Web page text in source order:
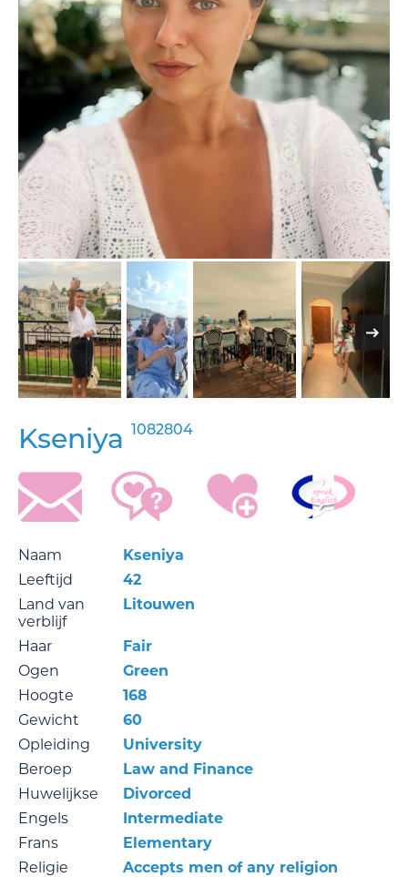
Kseniya 1082804
Naam
Kseniya
Leeftijd
42
Land van
verblijf
Litouwen
Haar
Fair
Ogen
Green
Hoogte
168
Gewicht
60
Opleiding
University
Beroep
Law and Finance
Huwelijkse
Divorced
Engels
Intermediate
Frans
Elementary
Religie
Accepts men of any religion